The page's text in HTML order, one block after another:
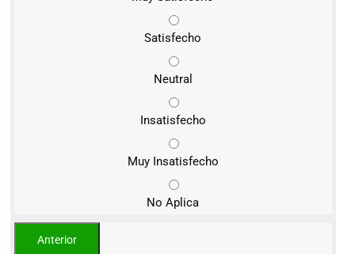
Satisfecho
Neutral
Insatisfecho
Muy Insatisfecho
No Aplica